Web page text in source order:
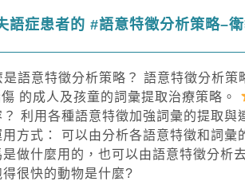
語症患者的 #語意特徵分析策略–衛
是語意特徵分析策略？ 語意特徵分析策
的成人及孩童的詞彙提取治療策略。
？ 利用各種語意特徵加強詞彙的提取與
用方式： 可以由分析各語意特徵和詞彙
是做什麼用的，也可以由語意特徵分析
得很快的動物是什麼?